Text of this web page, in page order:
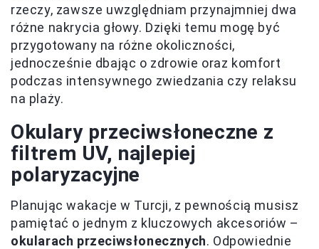
rzeczy, zawsze uwzględniam przynajmniej dwa
różne nakrycia głowy. Dzięki temu mogę być
przygotowany na różne okoliczności,
jednocześnie dbając o zdrowie oraz komfort
podczas intensywnego zwiedzania czy relaksu
na plaży.
Okulary przeciwsłoneczne z
filtrem UV, najlepiej
polaryzacyjne
Planując wakacje w Turcji, z pewnością musisz
pamiętać o jednym z kluczowych akcesoriów –
okularach przeciwsłonecznych. Odpowiednie